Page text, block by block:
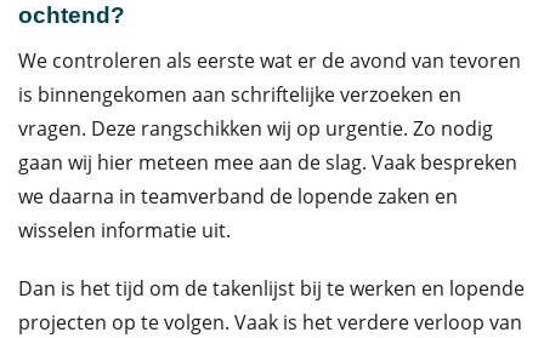
ochtend?
We controleren als eerste wat er de avond van tevoren
is binnengekomen aan schriftelijke verzoeken en
vragen. Deze rangschikken wij op urgentie. Zo nodig
gaan wij hier meteen mee aan de slag. Vaak bespreken
we daarna in teamverband de lopende zaken en
wisselen informatie uit.
Dan is het tijd om de takenlijst bij te werken en lopende
projecten op te volgen. Vaak is het verdere verloop van